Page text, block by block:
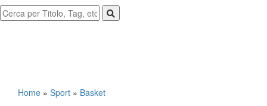
Home » Sport » Basket